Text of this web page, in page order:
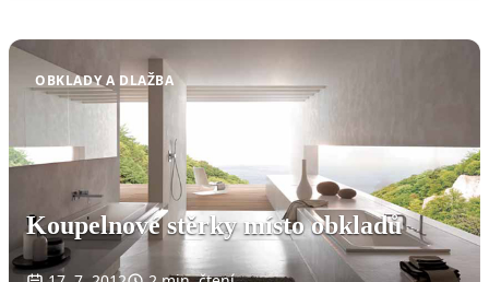
OBKLADY A DLAŽBA
Koupelnové stěrky místo obkladů